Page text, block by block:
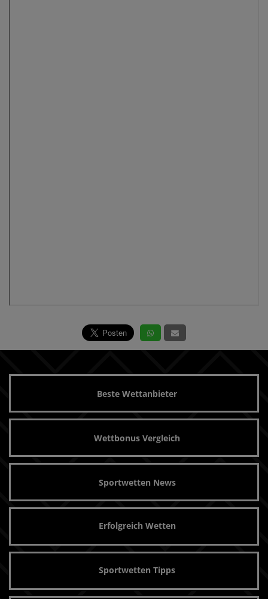
Beste Wettanbieter
Wettbonus Vergleich
Sportwetten News
Erfolgreich Wetten
Sportwetten Tipps